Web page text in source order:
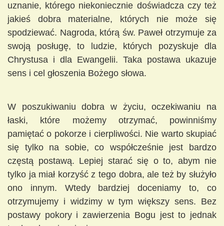
uznanie, którego niekoniecznie doświadcza czy też
jakieś dobra materialne, których nie może się
spodziewać. Nagroda, którą św. Paweł otrzymuje za
swoją posługę, to ludzie, których pozyskuje dla
Chrystusa i dla Ewangelii. Taka postawa ukazuje
sens i cel głoszenia Bożego słowa.
W poszukiwaniu dobra w życiu, oczekiwaniu na
łaski, które możemy otrzymać, powinniśmy
pamiętać o pokorze i cierpliwości. Nie warto skupiać
się tylko na sobie, co współcześnie jest bardzo
częstą postawą. Lepiej starać się o to, abym nie
tylko ja miał korzyść z tego dobra, ale też by służyło
ono innym. Wtedy bardziej doceniamy to, co
otrzymujemy i widzimy w tym większy sens. Bez
postawy pokory i zawierzenia Bogu jest to jednak